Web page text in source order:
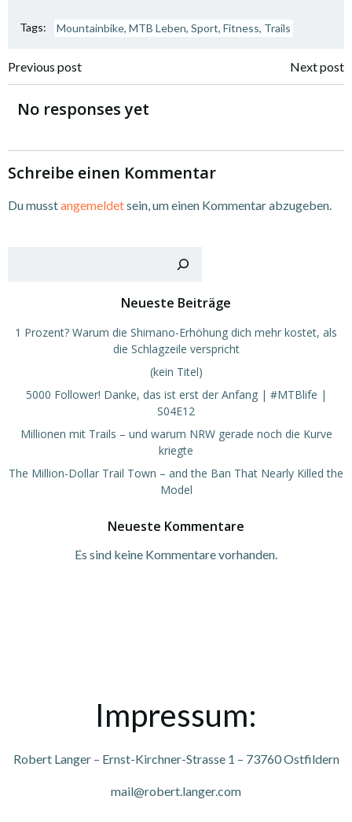
Tags: Mountainbike, MTB Leben, Sport, Fitness, Trails
Beitragsnavigation
Previous post Next post
No responses yet
Schreibe einen Kommentar
Du musstangemeldetsein, um einen Kommentar abzugeben.
Neueste Beiträge
1 Prozent? Warum die Shimano-Erhöhung dich mehr kostet, als
die Schlagzeile verspricht
(kein Titel)
5000 Follower! Danke, das ist erst der Anfang | #MTBlife |
S04E12
Millionen mit Trails – und warum NRW gerade noch die Kurve
kriegte
The Million-Dollar Trail Town – and the Ban That Nearly Killed the
Model
Neueste Kommentare
Es sind keine Kommentare vorhanden.
Impressum:
Robert Langer – Ernst-Kirchner-Strasse 1 – 73760 Ostfildern
mail@robert.langer.com